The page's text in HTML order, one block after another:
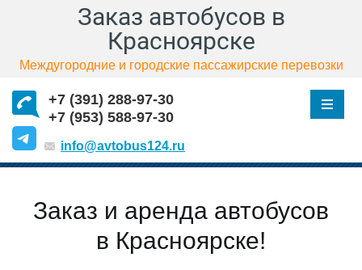
Заказ автобусов в
Красноярске
Междугородние и городские пассажирские перевозки
+7 (391) 288-97-30
+7 (953) 588-97-30
info@avtobus124.ru
Заказ и аренда автобусов
в Красноярске!